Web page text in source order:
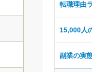
転職理由
15,000人
副業の実